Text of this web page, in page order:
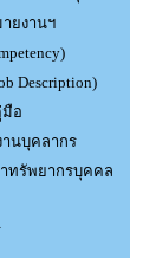
ยงานฯ
Description)
มือ
านบุคลากร
ทรัพยากรบุคคล